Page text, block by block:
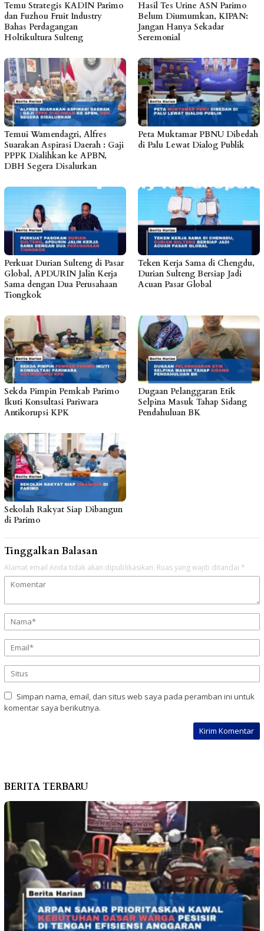
Temu Strategis KADIN Parimo
dan Fuzhou Fruit Industry
Bahas Perdagangan
Holtikultura Sulteng
Hasil Tes Urine ASN Parimo
Belum Diumumkan, KIPAN:
Jangan Hanya Sekadar
Seremonial
Temui Wamendagri, Alfres
Suarakan Aspirasi Daerah : Gaji
PPPK Dialihkan ke APBN,
DBH Segera Disalurkan
Peta Muktamar PBNU Dibedah
di Palu Lewat Dialog Publik
Perkuat Durian Sulteng di Pasar
Global, APDURIN Jalin Kerja
Sama dengan Dua Perusahaan
Tiongkok
Teken Kerja Sama di Chengdu,
Durian Sulteng Bersiap Jadi
Acuan Pasar Global
Sekda Pimpin Pemkab Parimo
Ikuti Konsultasi Pariwara
Antikorupsi KPK
Dugaan Pelanggaran Etik
Selpina Masuk Tahap Sidang
Pendahuluan BK
Sekolah Rakyat Siap Dibangun
di Parimo
Tinggalkan Balasan
Alamat email Anda tidak akan dipublikasikan. Ruas yang wajib ditandai *
Simpan nama, email, dan situs web saya pada peramban ini untuk
komentar saya berikutnya.
BERITA TERBARU